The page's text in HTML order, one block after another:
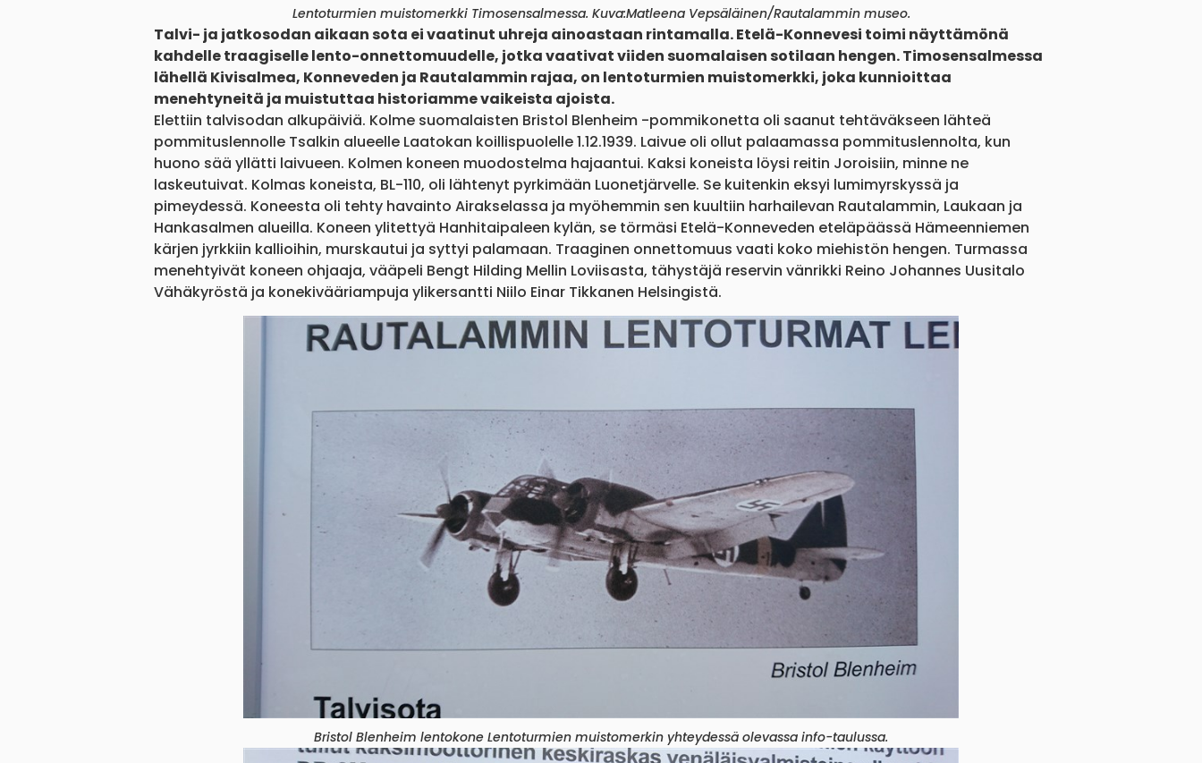
Lentoturmien muistomerkki Timosensalmessa. Kuva:Matleena Vepsäläinen/Rautalammin museo.
Talvi- ja jatkosodan aikaan sota ei vaatinut uhreja ainoastaan rintamalla. Etelä-Konnevesi toimi näyttämönä
kahdelle traagiselle lento-onnettomuudelle, jotka vaativat viiden suomalaisen sotilaan hengen. Timosensalmessa
lähellä Kivisalmea, Konneveden ja Rautalammin rajaa, on lentoturmien muistomerkki, joka kunnioittaa
menehtyneitä ja muistuttaa historiamme vaikeista ajoista.
Elettiin talvisodan alkupäiviä. Kolme suomalaisten Bristol Blenheim -pommikonetta oli saanut tehtäväkseen lähteä
pommituslennolle Tsalkin alueelle Laatokan koillispuolelle 1.12.1939. Laivue oli ollut palaamassa pommituslennolta, kun
huono sää yllätti laivueen. Kolmen koneen muodostelma hajaantui. Kaksi koneista löysi reitin Joroisiin, minne ne
laskeutuivat. Kolmas koneista, BL-110, oli lähtenyt pyrkimään Luonetjärvelle. Se kuitenkin eksyi lumimyrskyssä ja
pimeydessä. Koneesta oli tehty havainto Airakselassa ja myöhemmin sen kuultiin harhailevan Rautalammin, Laukaan ja
Hankasalmen alueilla. Koneen ylitettyä Hanhitaipaleen kylän, se törmäsi Etelä-Konneveden eteläpäässä Hämeenniemen
kärjen jyrkkiin kallioihin, murskautui ja syttyi palamaan. Traaginen onnettomuus vaati koko miehistön hengen. Turmassa
menehtyivät koneen ohjaaja, vääpeli Bengt Hilding Mellin Loviisasta, tähystäjä reservin vänrikki Reino Johannes Uusitalo
Vähäkyröstä ja konekivääriampuja ylikersantti Niilo Einar Tikkanen Helsingistä.
Bristol Blenheim lentokone Lentoturmien muistomerkin yhteydessä olevassa info-taulussa.